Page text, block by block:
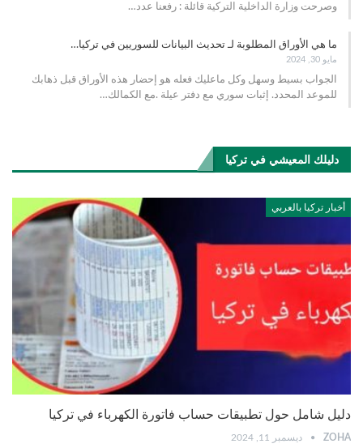
وصرحت وزارة الداخلية التركية قائلة : رفعنا عدد…
ما هي الأوراق المطلوبة لـ تحديث البيانات للسوريين في تركيا…
مايو 30, 2024
الجواب بسيط وسهل وكل ماعليك فعله هو إحضار هذه الأوراق قبل ذهابك
للموعد المحدد. إثبات سوري مع دفتر عيلة .مع الكمالك…
دليلك المعيشي في تركيا
أخبار تركيا بالعربي
دليل شامل حول تطبيقات حساب فاتورة الكهرباء في تركيا
ZOHA ديسمبر 11, 2024